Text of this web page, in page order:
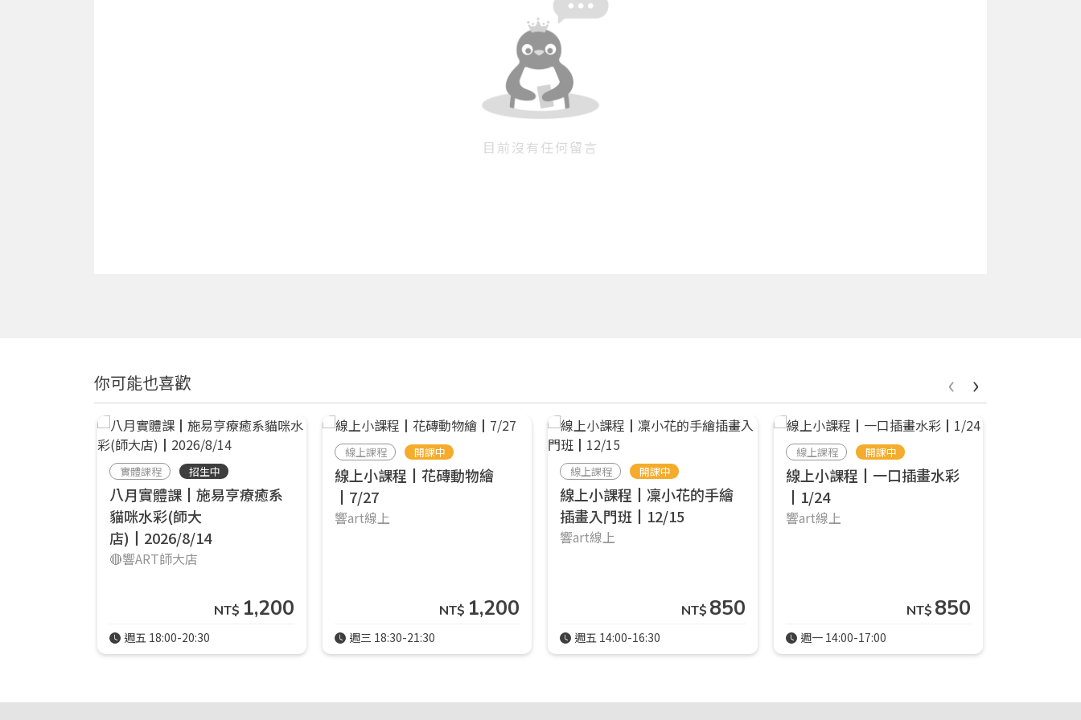
目前沒有任何留言
你可能也喜歡
實體課程 招生中
八月實體課┃施易亨療癒系
貓咪水彩(師大
店)┃2026/8/14
🔴響ART師大店
NT$ 1,200
週五 18:00-20:30
線上課程 開課中
線上小課程┃花磚動物繪
┃7/27
響art線上
NT$ 1,200
週三 18:30-21:30
線上課程 開課中
線上小課程┃凜小花的手繪
插畫入門班┃12/15
響art線上
NT$ 850
週五 14:00-16:30
線上課程 開課中
線上小課程┃一口插畫水彩
┃1/24
響art線上
NT$ 850
週一 14:00-17:00
‹ ›